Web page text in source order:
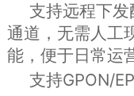
支持远程下
通道，无需人工
能，便于日常运
支持GPON/